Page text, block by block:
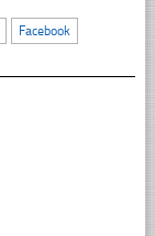
Facebook